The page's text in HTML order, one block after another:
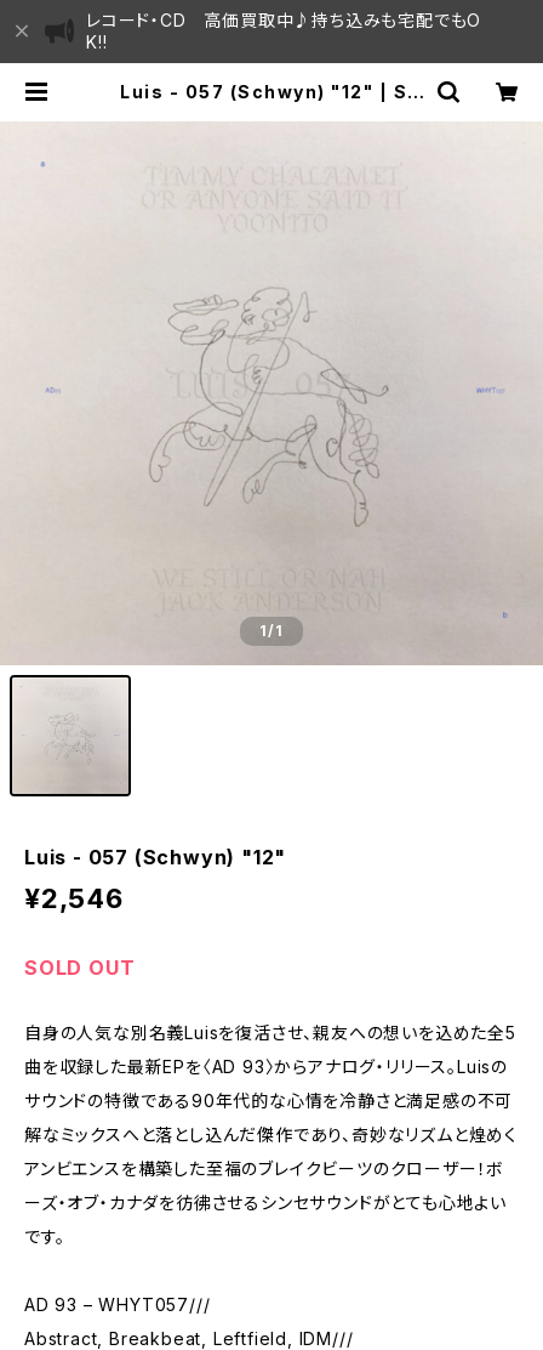
レコード・CD 高価買取中♪持ち込みも宅配でもO
K!!
Luis - 057 (Schwyn) "12" | SA
1/1
Luis - 057 (Schwyn) "12"
¥2,546
SOLD OUT
自身の人気な別名義Luisを復活させ、親友への想いを込めた全5
曲を収録した最新EPを〈AD 93〉からアナログ・リリース。Luisの
サウンドの特徴である90年代的な心情を冷静さと満足感の不可
解なミックスへと落とし込んだ傑作であり、奇妙なリズムと煌めく
アンビエンスを構築した至福のブレイクビーツのクローザー！ボ
ーズ・オブ・カナダを彷彿させるシンセサウンドがとても心地よい
です。
AD 93 – WHYT057///
Abstract, Breakbeat, Leftfield, IDM///